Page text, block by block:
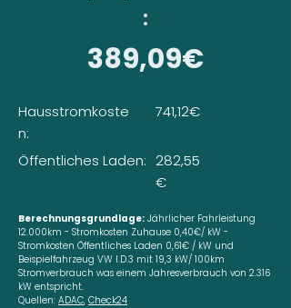
:
389,09€
Hausstromkoste
n:
Öffentliches Laden:
741,12€
282,55
€
Berechnungsgrundlage: Jährlicher Fahrleistung
12.000km - Stromkosten Zuhause 0,40€/ kW -
Stromkosten Öffentliches Laden 0,61€ / kW und
Beispielfahrzeug VW I.D.3 mit 19,3 kW/ 100km
Stromverbrauch was einem Jahresverbrauch von 2.316
kW entspricht.
Quellen: ADAC, Check24